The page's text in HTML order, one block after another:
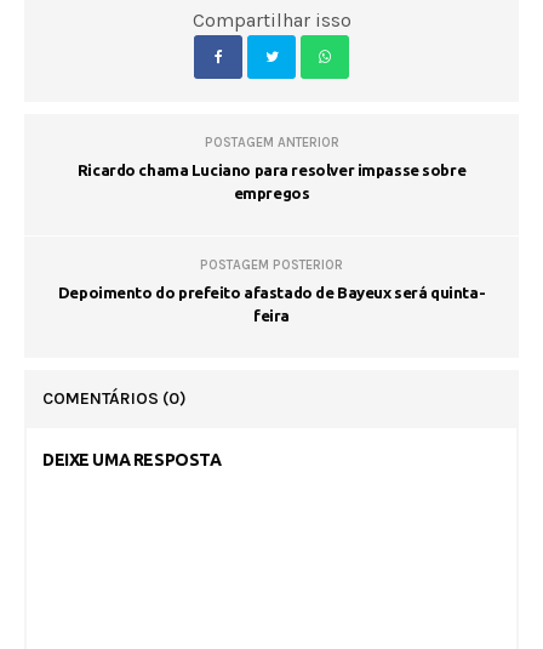
Compartilhar isso
POSTAGEM ANTERIOR
Ricardo chama Luciano para resolver impasse sobre
empregos
POSTAGEM POSTERIOR
Depoimento do prefeito afastado de Bayeux será quinta-
feira
COMENTÁRIOS (0)
DEIXE UMA RESPOSTA